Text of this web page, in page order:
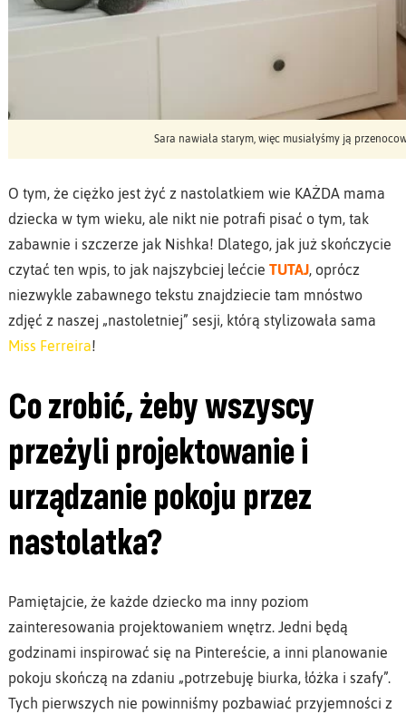
Sara nawiała starym, więc musiałyśmy ją
O tym, że ciężko jest żyć z nastolatkiem wie KAŻDA mama
dziecka w tym wieku, ale nikt nie potrafi pisać o tym, tak
zabawnie i szczerze jak Nishka! Dlatego, jak już skończycie
czytać ten wpis, to jak najszybciej lećcie TUTAJ, oprócz
niezwykle zabawnego tekstu znajdziecie tam mnóstwo
zdjęć z naszej „nastoletniej” sesji, którą stylizowała sama
Miss Ferreira!
Co zrobić, żeby wszyscy
przeżyli projektowanie i
urządzanie pokoju przez
nastolatka?
Pamiętajcie, że każde dziecko ma inny poziom
zainteresowania projektowaniem wnętrz. Jedni będą
godzinami inspirować się na Pintereście, a inni planowanie
pokoju skończą na zdaniu „potrzebuję biurka, łóżka i szafy”.
Tych pierwszych nie powinniśmy pozbawiać przyjemności z